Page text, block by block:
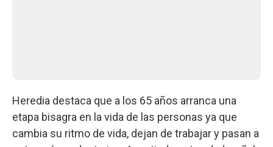
Heredia destaca que a los 65 años arranca una
etapa bisagra en la vida de las personas ya que
cambia su ritmo de vida, dejan de trabajar y pasan a